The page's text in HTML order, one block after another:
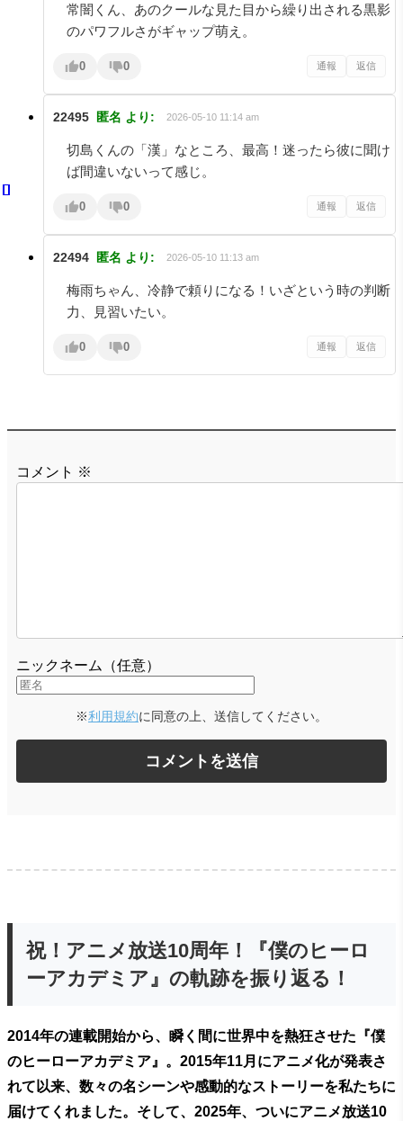
常闇くん、あのクールな見た目から繰り出される黒影
のパワフルさがギャップ萌え。
0 0 通報 返信
22495 匿名 より: 2026-05-10 11:14 am
切島くんの「漢」なところ、最高！迷ったら彼に聞け
ば間違いないって感じ。
0 0 通報 返信
22494 匿名 より: 2026-05-10 11:13 am
梅雨ちゃん、冷静で頼りになる！いざという時の判断
力、見習いたい。
0 0 通報 返信
コメント ※
ニックネーム（任意）
※利用規約に同意の上、送信してください。
祝！アニメ放送10周年！『僕のヒーロ
ーアカデミア』の軌跡を振り返る！
2014年の連載開始から、瞬く間に世界中を熱狂させた『僕
のヒーローアカデミア』。2015年11月にアニメ化が発表さ
れて以来、数々の名シーンや感動的なストーリーを私たちに
届けてくれました。そして、2025年、ついにアニメ放送10